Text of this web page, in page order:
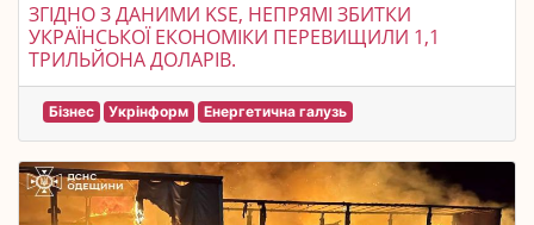
ЗГІДНО З ДАНИМИ KSE, НЕПРЯМІ ЗБИТКИ
УКРАЇНСЬКОЇ ЕКОНОМІКИ ПЕРЕВИЩИЛИ 1,1
ТРИЛЬЙОНА ДОЛАРІВ.
Бізнес Укрінформ Енергетична галузь